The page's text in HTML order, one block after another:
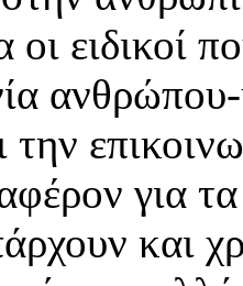
οι ειδικοί
για
και